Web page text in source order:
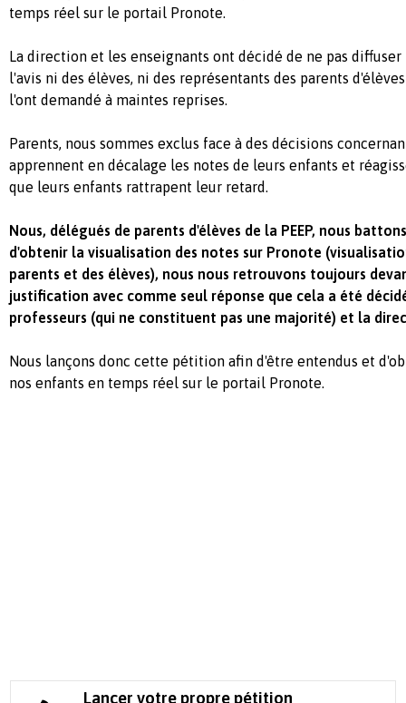
temps réel sur le portail Pronote.
La direction et les enseignants ont décidé de ne pas diffuser
l'avis ni des élèves, ni des représentants des parents
l'ont demandé à maintes reprises.
Parents, nous sommes exclus face à des décisions
apprennent en décalage les notes de leurs enfants et
que leurs enfants rattrapent leur retard.
Nous, délégués de parents d'élèves de la PEEP, nous
d'obtenir la visualisation des notes sur Pronote
parents et des élèves), nous nous retrouvons toujours
justification avec comme seul réponse que cela a été
professeurs (qui ne constituent pas une majorité) et la
Nous lançons donc cette pétition afin d'être entendus et
nos enfants en temps réel sur le portail Pronote.
Lancer votre propre pétition